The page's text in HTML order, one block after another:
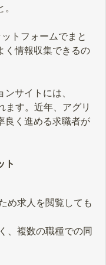
トフォームでまと
く情報収集できるの
サイトには、
ます。近年、アグリ
良く進める求職者が
ト
め求人を閲覧しても
、複数の職種での同